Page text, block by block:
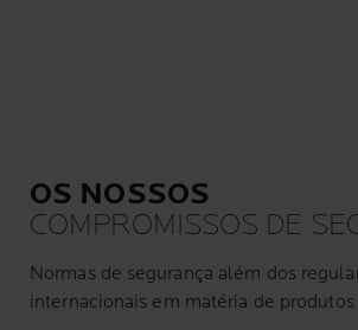
OS NOSSOS
COMPROMISSOS DE
Normas de segurança além dos
internacionais em matéria de